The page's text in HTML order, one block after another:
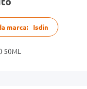
marca: Isdin
50ML